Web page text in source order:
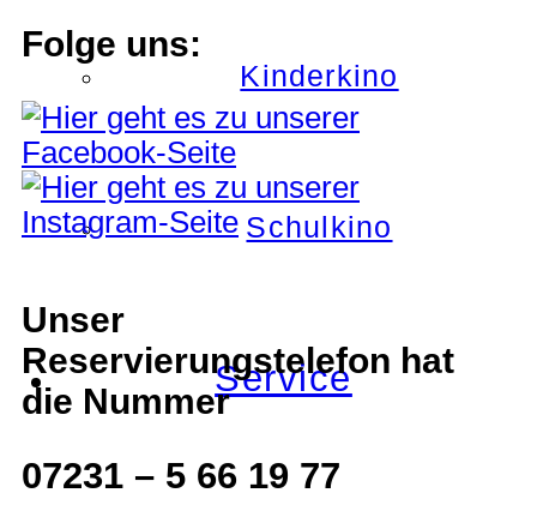
Kinderkino
Schulkino
Service
Folge uns:
Unser
Reservierungstelefon hat
die Nummer
07231 – 5 66 19 77